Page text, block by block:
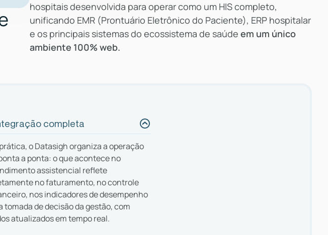
hospitais desenvolvida para operar como um HIS completo,
unificando EMR (Prontuário Eletrônico do Paciente), ERP hospitalar
e os principais sistemas do ecossistema de saúdeem um único
ambiente 100% web.
completa
o Datasigh organiza a operação
a ponta: o que acontece no
assistencial reflete
no faturamento, no controle
nos indicadores de desempenho
tomada de decisão da gestão, com
atualizados em tempo real.